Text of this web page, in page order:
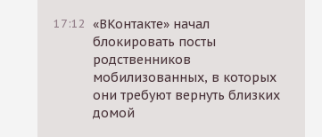
17:12 «ВКонтакте» начал
блокировать посты
родственников
мобилизованных, в которых
они требуют вернуть близких
домой